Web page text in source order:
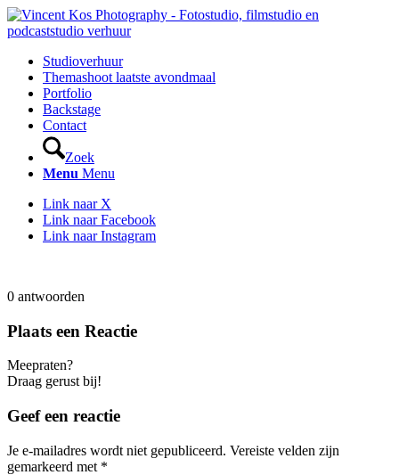
Studioverhuur
Themashoot laatste avondmaal
Portfolio
Backstage
Contact
Zoek
Menu Menu
Link naar X
Link naar Facebook
Link naar Instagram
0 antwoorden
Plaats een Reactie
Meepraten?
Draag gerust bij!
Geef een reactie
Je e-mailadres wordt niet gepubliceerd. Vereiste velden zijn
gemarkeerd met *